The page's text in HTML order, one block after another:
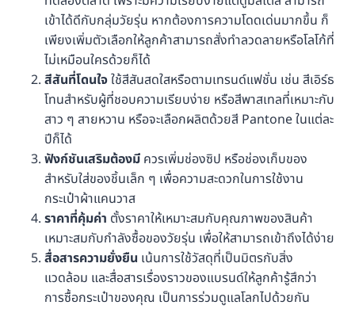
เข้าได้ดีกับกลุ่มวัยรุ่น หากต้องการความโดดเด่นมากขึ้น ก็
เพียงเพิ่มตัวเลือกให้ลูกค้าสามารถสั่งทำลวดลายหรือโลโก้ที่
ไม่เหมือนใครด้วยก็ได้
สีสันที่โดนใจใช้สีสันสดใสหรือตามเทรนด์แฟชั่น เช่น สีเอิร์ธ
โทนสำหรับผู้ที่ชอบความเรียบง่าย หรือสีพาสเทลที่เหมาะกับ
สาว ๆ สายหวาน หรือจะเลือกผลิตด้วยสี Pantone ในแต่ละ
ปีก็ได้
ฟังก์ชันเสริมต้องมี ควรเพิ่มช่องซิป หรือช่องเก็บของ
สำหรับใส่ของชิ้นเล็ก ๆ เพื่อความสะดวกในการใช้งาน
กระเป๋าผ้าแคนวาส
ราคาที่คุ้มค่า ตั้งราคาให้เหมาะสมกับคุณภาพของสินค้า
เหมาะสมกับกำลังซื้อของวัยรุ่น เพื่อให้สามารถเข้าถึงได้ง่าย
สื่อสารความยั่งยืน เน้นการใช้วัสดุที่เป็นมิตรกับสิ่ง
แวดล้อม และสื่อสารเรื่องราวของแบรนด์ให้ลูกค้ารู้สึกว่า
การซื้อกระเป๋าของคุณ เป็นการร่วมดูแลโลกไปด้วยกัน